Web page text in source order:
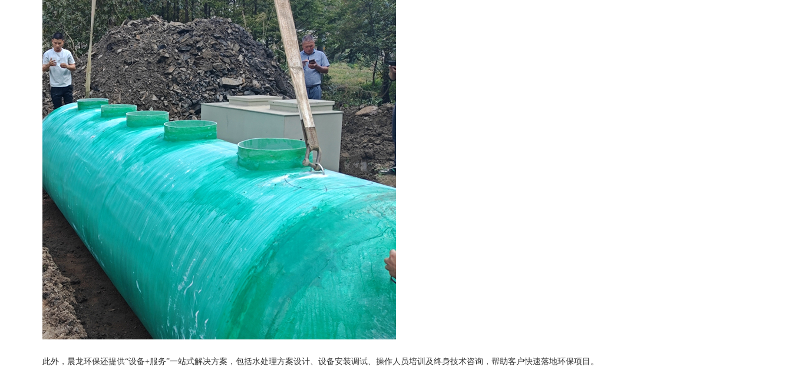
此外，晨龙环保还提供“设备+服务”一站式解决方案，包括水处理方案设计、设备安装调试、操作人员培训及终身技术咨询，帮助客户快速落地环保项目。